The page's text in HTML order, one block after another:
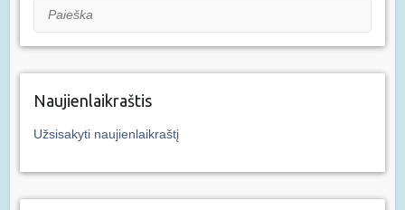
Paieška
Naujienlaikraštis
Užsisakyti naujienlaikraštį